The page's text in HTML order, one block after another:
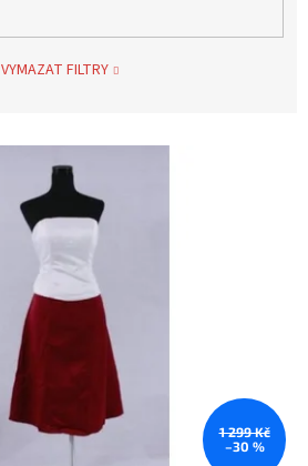
VYMAZAT FILTRY
1 299 Kč
–30 %